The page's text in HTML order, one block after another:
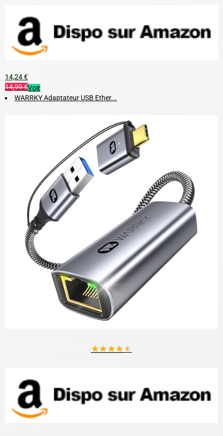
14,24 €
14,99 €Voir
WARRKY Adaptateur USB Ether...
★★★★★